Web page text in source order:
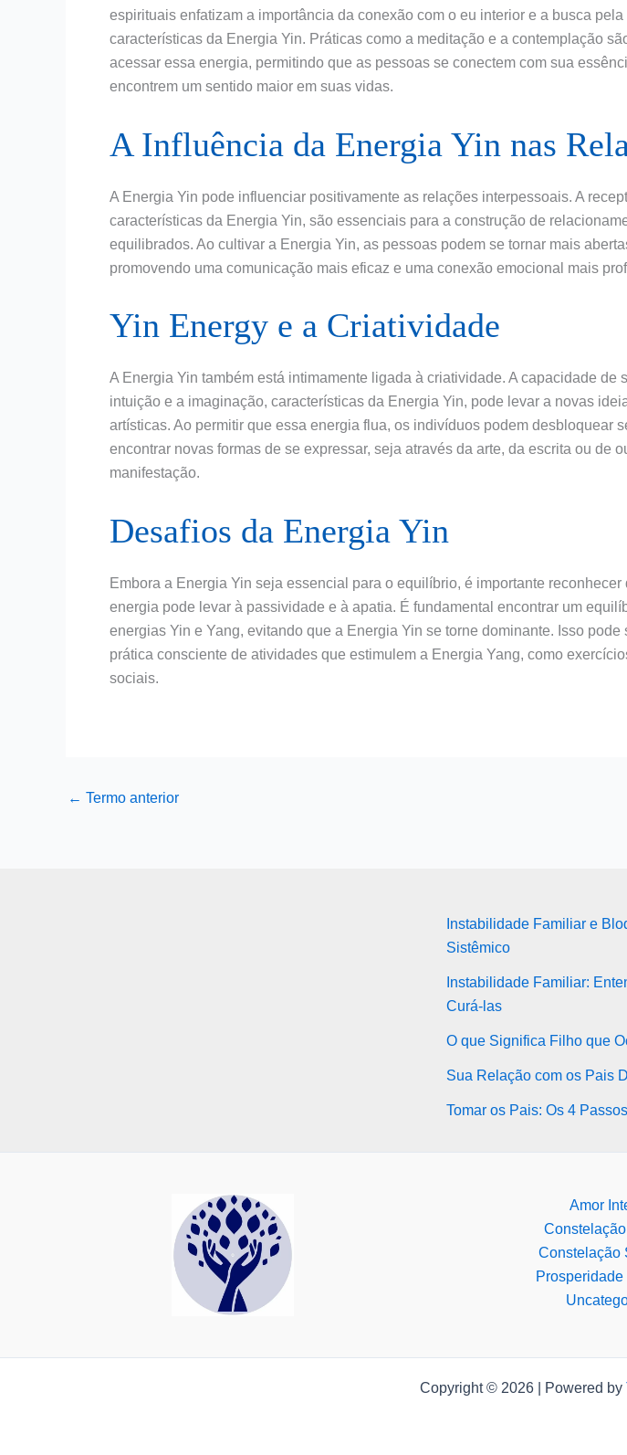
espirituais enfatizam a importância da conexão com o eu interior e a busca
características da Energia Yin. Práticas como a meditação e a contemplação
acessar essa energia, permitindo que as pessoas se conectem com sua
encontrem um sentido maior em suas vidas.
A Influência da Energia Yin nas
A Energia Yin pode influenciar positivamente as relações interpessoais. A
características da Energia Yin, são essenciais para a construção de
equilibrados. Ao cultivar a Energia Yin, as pessoas podem se tornar mais
promovendo uma comunicação mais eficaz e uma conexão emocional mais
Yin Energy e a Criatividade
A Energia Yin também está intimamente ligada à criatividade. A capacidade de
intuição e a imaginação, características da Energia Yin, pode levar a novas
artísticas. Ao permitir que essa energia flua, os indivíduos podem desbloquear
encontrar novas formas de se expressar, seja através da arte, da escrita ou de
manifestação.
Desafios da Energia Yin
Embora a Energia Yin seja essencial para o equilíbrio, é importante reconhecer
energia pode levar à passividade e à apatia. É fundamental encontrar um
energias Yin e Yang, evitando que a Energia Yin se torne dominante. Isso pode
prática consciente de atividades que estimulem a Energia Yang, como
sociais.
← Termo anterior
Instabilidade Familiar e
Sistêmico
Instabilidade Familiar:
Curá-las
O que Significa Filho que
Sua Relação com os Pais
Tomar os Pais: Os 4
Amor
Constelação
Copyright © 2026 | Powered by